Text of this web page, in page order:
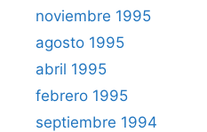
noviembre 1995
agosto 1995
abril 1995
febrero 1995
septiembre 1994